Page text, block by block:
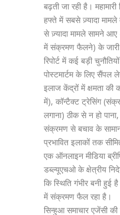
बढ़ती जा रही है।
हफ्ते में सबसे ज़्यादा मामले
से ज़्यादा मामले सामने आए
में संक्रमण फैलने) के
रिपोर्ट में कई बड़ी
पोस्टमार्टम के लिए सैंपल
इलाज केंद्रों में क्षमता की
में), कॉन्टैक्ट ट्रेसिंग
लगाना) ठीक से न हो
संक्रमण से बचाव के
प्रभावित इलाकों तक
एक ऑनलाइन मीडिया
डब्ल्यूएचओ के क्षेत्रीय
कि स्थिति गंभीर बनी हुई
में संक्रमण फैल रहा है।
सिन्हुआ समाचार एजेंसी की